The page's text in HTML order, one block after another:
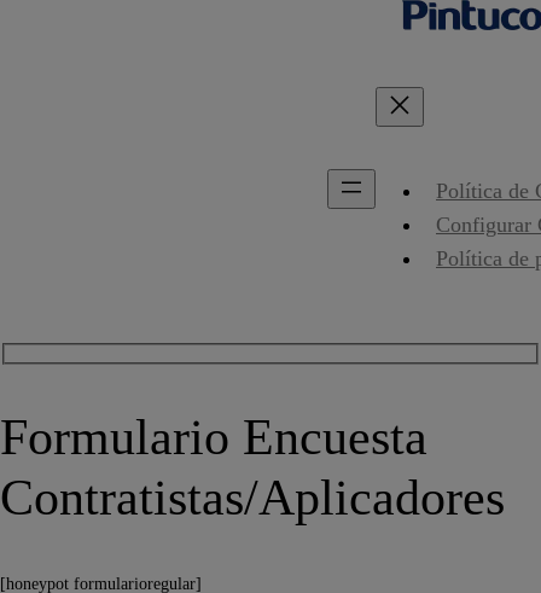
Política de
Configurar
Política de
Formulario Encuesta
Contratistas/Aplicadores
[honeypot formularioregular]